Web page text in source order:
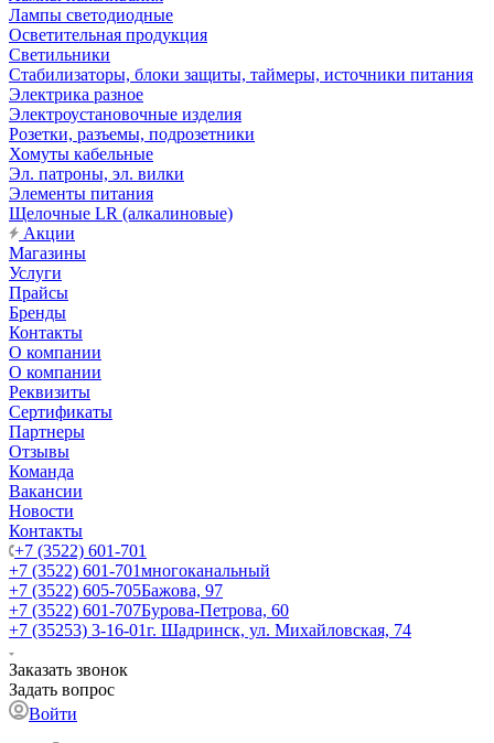
Лампы светодиодные
Осветительная продукция
Светильники
Стабилизаторы, блоки защиты, таймеры, источники питания
Электрика разное
Электроустановочные изделия
Розетки, разъемы, подрозетники
Хомуты кабельные
Эл. патроны, эл. вилки
Элементы питания
Щелочные LR (алкалиновые)
Акции
Магазины
Услуги
Прайсы
Бренды
Контакты
О компании
О компании
Реквизиты
Сертификаты
Партнеры
Отзывы
Команда
Вакансии
Новости
Контакты
+7 (3522) 601-701
+7 (3522) 601-701многоканальный
+7 (3522) 605-705Бажова, 97
+7 (3522) 601-707Бурова-Петрова, 60
+7 (35253) 3-16-01г. Шадринск, ул. Михайловская, 74
Заказать звонок
Задать вопрос
Войти